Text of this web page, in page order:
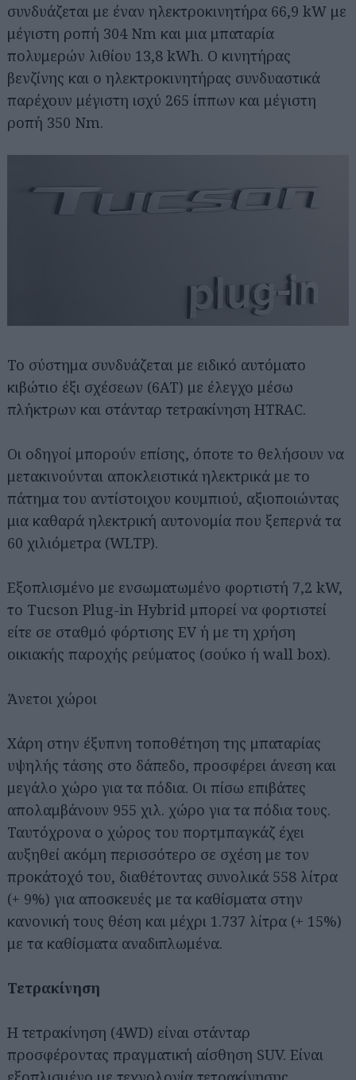
συνδυάζεται με έναν ηλεκτροκινητήρα 66,9 kW με
μέγιστη ροπή 304 Nm και μια μπαταρία
πολυμερών λιθίου 13,8 kWh. O κινητήρας
βενζίνης και ο ηλεκτροκινητήρας συνδυαστικά
παρέχουν μέγιστη ισχύ 265 ίππων και μέγιστη
ροπή 350 Nm.
Το σύστημα συνδυάζεται με ειδικό αυτόματο
κιβώτιο έξι σχέσεων (6AT) με έλεγχο μέσω
πλήκτρων και στάνταρ τετρακίνηση ΗTRAC.
Οι οδηγοί μπορούν επίσης, όποτε το θελήσουν να
μετακινούνται αποκλειστικά ηλεκτρικά με το
πάτημα του αντίστοιχου κουμπιού, αξιοποιώντας
μια καθαρά ηλεκτρική αυτονομία που ξεπερνά τα
60 χιλιόμετρα (WLTP).
Εξοπλισμένο με ενσωματωμένο φορτιστή 7,2 kW,
το Tucson Plug-in Hybrid μπορεί να φορτιστεί
είτε σε σταθμό φόρτισης EV ή με τη χρήση
οικιακής παροχής ρεύματος (σούκο ή wall box).
Άνετοι χώροι
Χάρη στην έξυπνη τοποθέτηση της μπαταρίας
υψηλής τάσης στο δάπεδο, προσφέρει άνεση και
μεγάλο χώρο για τα πόδια. Οι πίσω επιβάτες
απολαμβάνουν 955 χιλ. χώρο για τα πόδια τους.
Ταυτόχρονα ο χώρος του πορτμπαγκάζ έχει
αυξηθεί ακόμη περισσότερο σε σχέση με τον
προκάτοχό του, διαθέτοντας συνολικά 558 λίτρα
(+ 9%) για αποσκευές με τα καθίσματα στην
κανονική τους θέση και μέχρι 1.737 λίτρα (+ 15%)
με τα καθίσματα αναδιπλωμένα.
Τετρακίνηση
Η τετρακίνηση (4WD) είναι στάνταρ
προσφέροντας πραγματική αίσθηση SUV. Είναι